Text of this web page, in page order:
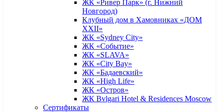
ЖК «Ривер Парк» (г. Нижний
Новгород)
Клубный дом в Хамовниках «ДОМ
XXII»
ЖК «Sydney City»
ЖК «Событие»
ЖК «SLAVA»
ЖК «City Bay»
ЖК «Бадаевский»
ЖК «High Life»
ЖК «Остров»
ЖК Bvlgari Hotel & Residences Moscow
Сертификаты